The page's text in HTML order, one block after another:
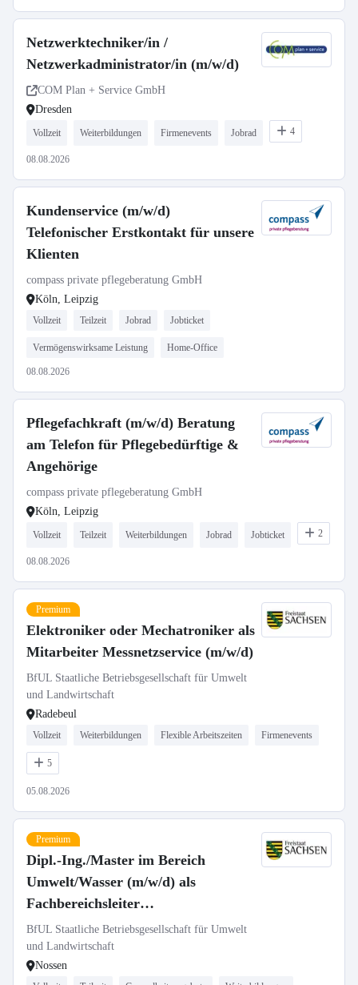
Netzwerktechniker/in /
Netzwerkadministrator/in (m/w/d)
COM Plan + Service GmbH
Dresden
Vollzeit Weiterbildungen Firmenevents Jobrad 4
08.08.2026
Kundenservice (m/w/d)
Telefonischer Erstkontakt für unsere
Klienten
compass private pflegeberatung GmbH
Köln, Leipzig
Vollzeit Teilzeit Jobrad Jobticket
Vermögenswirksame Leistung Home-Office
08.08.2026
Pflegefachkraft (m/w/d) Beratung
am Telefon für Pflegebedürftige &
Angehörige
compass private pflegeberatung GmbH
Köln, Leipzig
Vollzeit Teilzeit Weiterbildungen Jobrad Jobticket 2
08.08.2026
Premium
Elektroniker oder Mechatroniker als
Mitarbeiter Messnetzservice (m/w/d)
BfUL Staatliche Betriebsgesellschaft für Umwelt
und Landwirtschaft
Radebeul
Vollzeit Weiterbildungen Flexible Arbeitszeiten Firmenevents
5
05.08.2026
Premium
Dipl.-Ing./Master im Bereich
Umwelt/Wasser (m/w/d) als
Fachbereichsleiter
„Gewässergütemessstationen,
Probenlogistik, LIMS“
BfUL Staatliche Betriebsgesellschaft für Umwelt
und Landwirtschaft
Nossen